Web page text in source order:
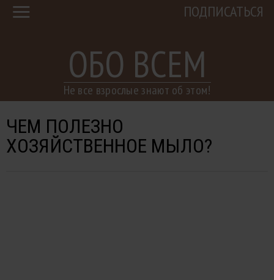
ОБО ВСЕМ
Не все взрослые знают об этом!
ПОДПИСАТЬСЯ
ЧЕМ ПОЛЕЗНО
ХОЗЯЙСТВЕННОЕ МЫЛО?